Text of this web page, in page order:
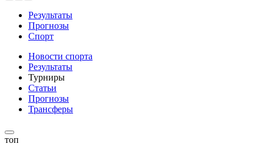
Результаты
Прогнозы
Спорт
Новости спорта
Результаты
Турниры
Статьи
Прогнозы
Трансферы
топ